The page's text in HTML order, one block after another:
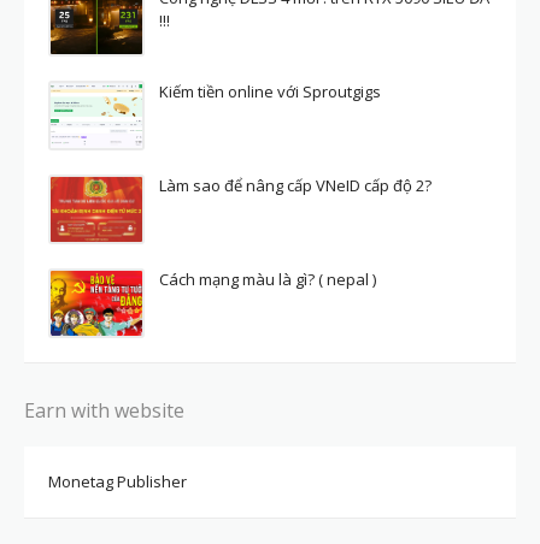
!!!
Kiếm tiền online với Sproutgigs
Làm sao để nâng cấp VNeID cấp độ 2?
Cách mạng màu là gì? ( nepal )
Earn with website
Monetag Publisher